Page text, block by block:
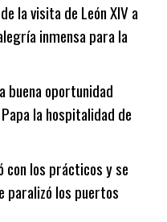
la visita de León XIV a
inmensa para la
buena oportunidad
la hospitalidad de
con los prácticos y se
paralizó los puertos